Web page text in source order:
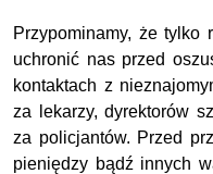
Przypominamy, że tylko
uchronić nas przed
kontaktach z
za lekarzy, dyrektorów
za policjantów. Przed
pieniędzy bądź innych